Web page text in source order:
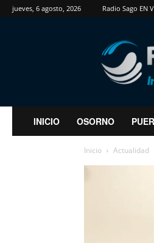
jueves, 6 agosto, 2026 Radio Sago EN
RadioSago
INICIO OSORNO
Inicio Actualidad